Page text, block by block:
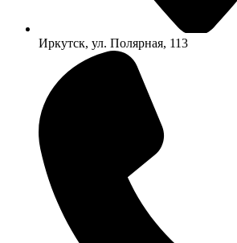
Иркутск, ул. Полярная, 113